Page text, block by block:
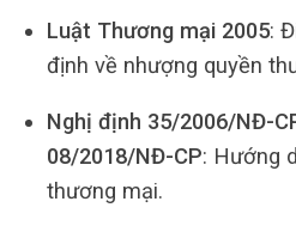
Luật Thương mại 2005:
định về nhượng quyền
Nghị định 35/2006/NĐ-
08/2018/NĐ-CP: Hướng
thương mại.